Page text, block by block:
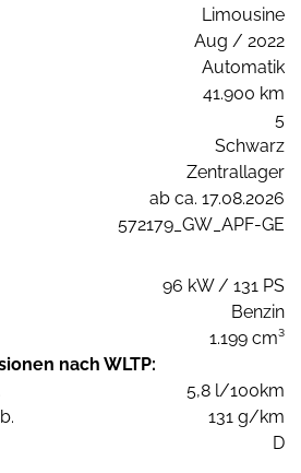
Limousine
Aug / 2022
Automatik
41.900 km
5
Schwarz
Zentrallager
ab ca. 17.08.2026
572179_GW_APF-GE
96 kW / 131 PS
Benzin
1.199 cm³
nach WLTP:
5,8 l/100km
131 g/km
D